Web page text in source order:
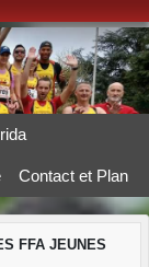
Contact et Plan
FFA JEUNES